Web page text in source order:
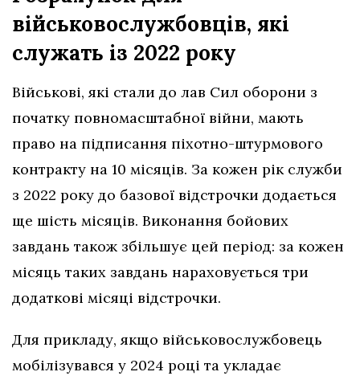
військовослужбовців, які
служать із 2022 року
Військові, які стали до лав Сил оборони з
початку повномасштабної війни, мають
право на підписання піхотно-штурмового
контракту на 10 місяців. За кожен рік служби
з 2022 року до базової відстрочки додається
ще шість місяців. Виконання бойових
завдань також збільшує цей період: за кожен
місяць таких завдань нараховується три
додаткові місяці відстрочки.
Для прикладу, якщо військовослужбовець
мобілізувався у 2024 році та укладає